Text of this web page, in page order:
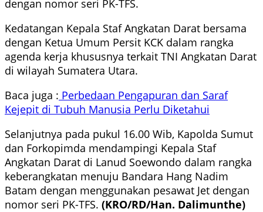
dengan nomor seri PK-TFS.
Kedatangan Kepala Staf Angkatan Darat bersama
dengan Ketua Umum Persit KCK dalam rangka
agenda kerja khususnya terkait TNI Angkatan Darat
di wilayah Sumatera Utara.
Baca juga : Perbedaan Pengapuran dan Saraf
Kejepit di Tubuh Manusia Perlu Diketahui
Selanjutnya pada pukul 16.00 Wib, Kapolda Sumut
dan Forkopimda mendampingi Kepala Staf
Angkatan Darat di Lanud Soewondo dalam rangka
keberangkatan menuju Bandara Hang Nadim
Batam dengan menggunakan pesawat Jet dengan
nomor seri PK-TFS. (KRO/RD/Han. Dalimunthe)